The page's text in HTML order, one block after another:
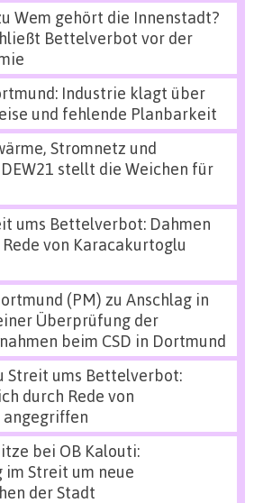
Wem gehört die Innenstadt?
Bettelverbot vor der
Industrie klagt über
und fehlende Planbarkeit
Stromnetz und
stellt die Weichen für
ums Bettelverbot: Dahmen
von Karacakurtoglu
(PM) zu Anschlag in
Überprüfung der
beim CSD in Dortmund
Streit ums Bettelverbot:
durch Rede von
bei OB Kalouti:
im Streit um neue
der Stadt